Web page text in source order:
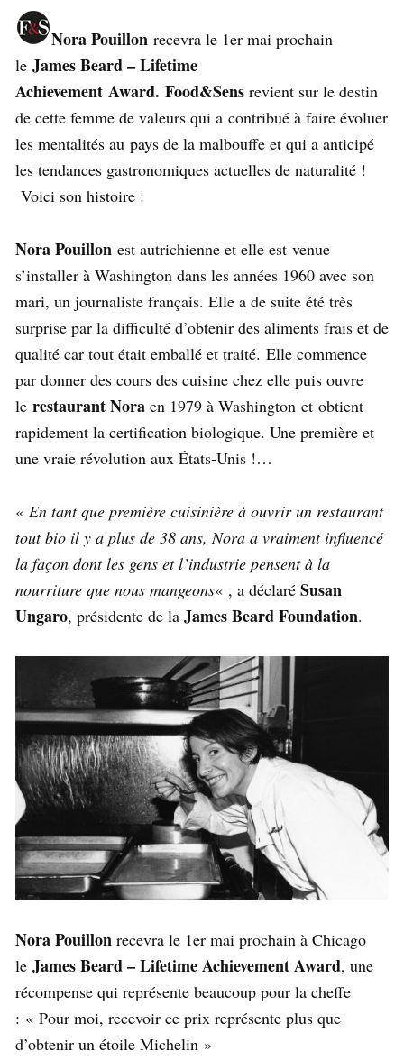
Nora Pouillon recevra le 1er mai prochain
le James Beard – Lifetime
Achievement Award. Food&Sens revient sur le destin
de cette femme de valeurs qui a contribué à faire évoluer
les mentalités au pays de la malbouffe et qui a anticipé
les tendances gastronomiques actuelles de naturalité !
Voici son histoire :
Nora Pouillon est autrichienne et elle est venue
s’installer à Washington dans les années 1960 avec son
mari, un journaliste français. Elle a de suite été très
surprise par la difficulté d’obtenir des aliments frais et de
qualité car tout était emballé et traité. Elle commence
par donner des cours des cuisine chez elle puis ouvre
le restaurant Nora en 1979 à Washington et obtient
rapidement la certification biologique. Une première et
une vraie révolution aux États-Unis !…
« En tant que première cuisinière à ouvrir un restaurant
tout bio il y a plus de 38 ans, Nora a vraiment influencé
la façon dont les gens et l’industrie pensent à la
nourriture que nous mangeons« , a déclaré Susan
Ungaro, présidente de la James Beard Foundation.
Nora Pouillon recevra le 1er mai prochain à Chicago
le James Beard – Lifetime Achievement Award, une
récompense qui représente beaucoup pour la cheffe
: « Pour moi, recevoir ce prix représente plus que
d’obtenir un étoile Michelin »